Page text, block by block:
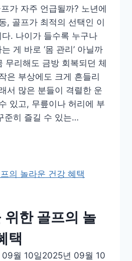
가 자주 언급될까? 노년에
, 골프가 최적의 선택인 이
. 나이가 들수록 누구나
게 바로 ‘몸 관리’ 아닐까
무리해도 금방 회복되던 체
은 부상에도 크게 흔들리
서 많은 분들이 격렬한 운
있고, 무릎이나 허리에 부
준히 즐길 수 있는…
위한 골프의 놀
택
월 10일2025년 09월 10